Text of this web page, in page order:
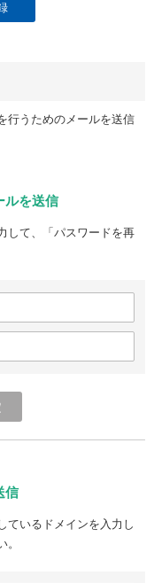
行うためのメールを送信
ルを送信
して、「パスワードを再
信
ているドメインを入力し